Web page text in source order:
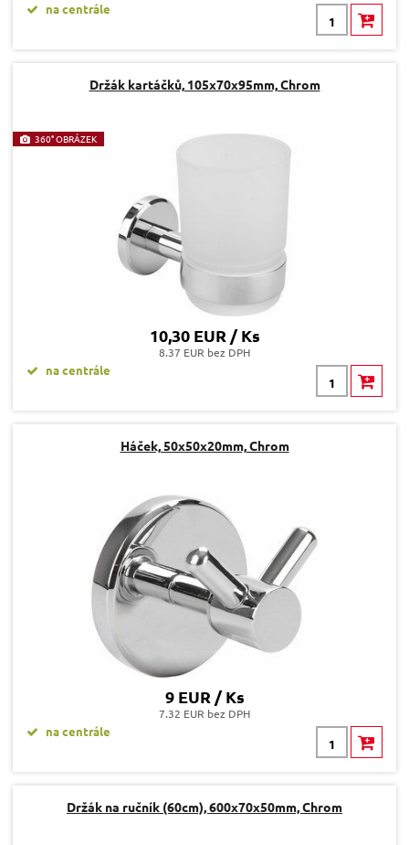
na centrále
Držák kartáčků, 105x70x95mm, Chrom
360° OBRÁZEK
10,30 EUR / Ks
8.37 EUR bez DPH
na centrále
Háček, 50x50x20mm, Chrom
9 EUR / Ks
7.32 EUR bez DPH
na centrále
Držák na ručník (60cm), 600x70x50mm, Chrom